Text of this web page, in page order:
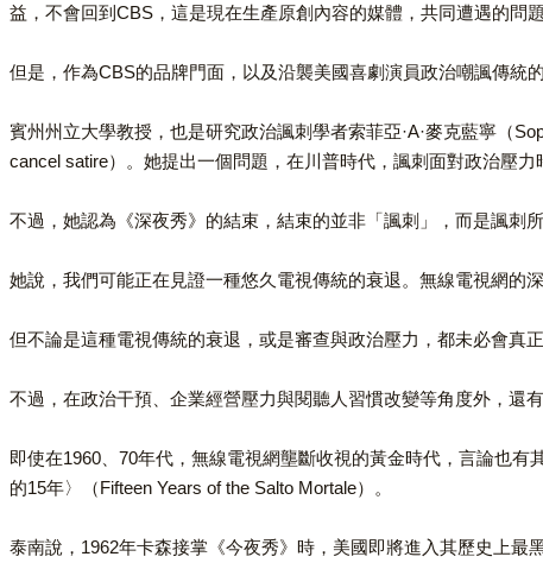
益，不會回到CBS，這是現在生產原創內容的媒體，共同遭遇的問題
但是，作為CBS的品牌門面，以及沿襲美國喜劇演員政治嘲諷傳統
賓州州立大學教授，也是研究政治諷刺學者索菲亞·A·麥克藍寧（
cancel satire）。她提出一個問題，在川普時代，諷刺面對政治壓力
不過，她認為《深夜秀》的結束，結束的並非「諷刺」，而是諷刺
她說，我們可能正在見證一種悠久電視傳統的衰退。無線電視網的
但不論是這種電視傳統的衰退，或是審查與政治壓力，都未必會真
不過，在政治干預、企業經營壓力與閱聽人習慣改變等角度外，還
即使在1960、70年代，無線電視網壟斷收視的黃金時代，言論也
的15年〉（Fifteen Years of the Salto Mortale）。
泰南說，1962年卡森接掌《今夜秀》時，美國即將進入其歷史上最